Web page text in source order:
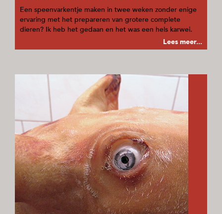
Een speenvarkentje maken in twee weken zonder enige
ervaring met het prepareren van grotere complete
dieren? Ik heb het gedaan en het was een hels karwei.
Lees meer...